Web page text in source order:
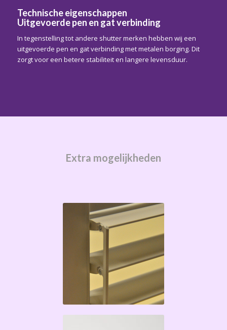
Technische eigenschappen
Uitgevoerde pen en gat verbinding
In tegenstelling tot andere shutter merken hebben wij een
uitgevoerde pen en gat verbinding met metalen borging. Dit
zorgt voor een betere stabiliteit en langere levensduur.
Extra mogelijkheden